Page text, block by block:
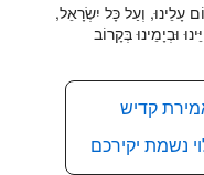
עָלֵינוּ, וְעַל כָּל יִשְׂרָאֵל,
וּבְיָמֵינוּ בְּקָרוֹב
קדיש
נשמת יקירכם